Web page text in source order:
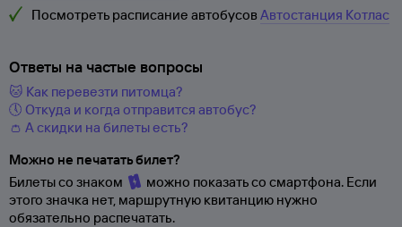
Посмотреть расписание автобусовАвтостанция Котлас
Ответы на частые вопросы
🐱 Как перевезти питомца?
🕔 Откуда и когда отправится автобус?
👛 А скидки на билеты есть?
Можно не печатать билет?
Билеты со знаком
можно показать со смартфона. Если
этого значка нет, маршрутную квитанцию нужно
обязательно распечатать.